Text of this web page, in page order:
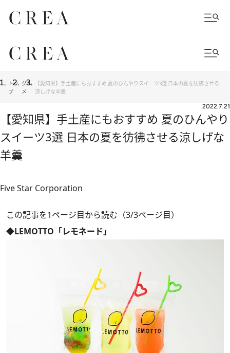
トッ
プ
グル
メ
【愛知県】手土産にもおすすめ 夏のひんやりスイーツ3選 日本の夏を彷彿させる
涼しげな羊羹
2022.7.21
【愛知県】手土産にもおすすめ 夏のひんやり
スイーツ3選 日本の夏を彷彿させる涼しげな
羊羹
Five Star Corporation
この記事を1ページ目から読む（3/3ページ目）
◆LEMOTTO「レモネード」